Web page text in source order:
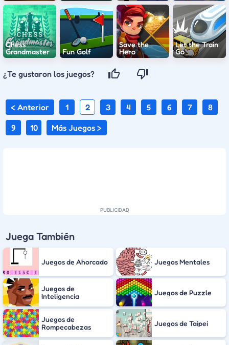
Chess
Grandmaster
Fun Golf
Save the
Hero
Let the Train
Go
¿Te gustaron los juegos?
< Anterior 1 2 3 4 5 6 7
8
9
10 Más Juegos >
Juega También
Juegos de Ahorcado Juegos Mentales
Juegos de
Inteligencia
Juegos de Puzzle
Juegos de
Rompecabezas
Juegos de Taipei